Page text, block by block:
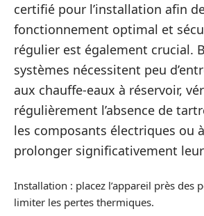
certifié pour l’installation afin
fonctionnement optimal et
régulier est également crucial.
systèmes nécessitent peu
aux chauffe-eaux à réservoir,
régulièrement l’absence de
les composants électriques ou
prolonger significativement
Installation : placez l’appareil près des
limiter les pertes thermiques.